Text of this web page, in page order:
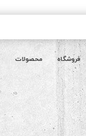
فروشگاه محصولات